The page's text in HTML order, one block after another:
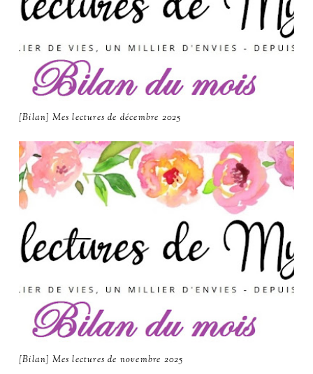
[Bilan] Mes lectures de décembre 2025
[Bilan] Mes lectures de novembre 2025